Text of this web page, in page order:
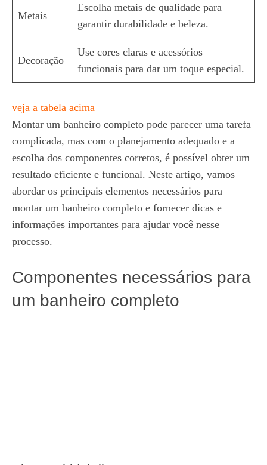
Metais
Escolha metais de qualidade para
garantir durabilidade e beleza.
Decoração
Use cores claras e acessórios
funcionais para dar um toque especial.
veja a tabela acima
Montar um banheiro completo pode parecer uma tarefa
complicada, mas com o planejamento adequado e a
escolha dos componentes corretos, é possível obter um
resultado eficiente e funcional. Neste artigo, vamos
abordar os principais elementos necessários para
montar um banheiro completo e fornecer dicas e
informações importantes para ajudar você nesse
processo.
Componentes necessários para
um banheiro completo